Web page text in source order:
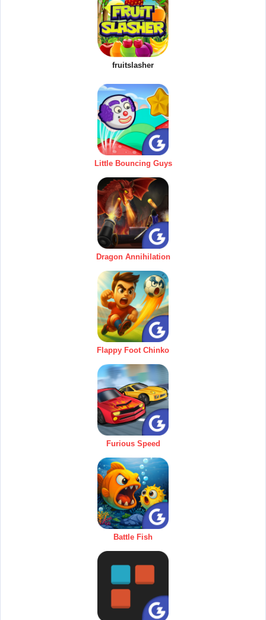
fruitslasher
Little Bouncing Guys
Dragon Annihilation
Flappy Foot Chinko
Furious Speed
Battle Fish